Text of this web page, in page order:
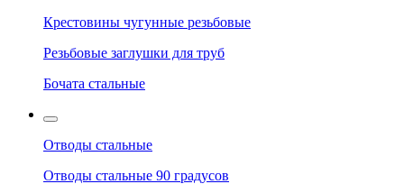
Крестовины чугунные резьбовые
Резьбовые заглушки для труб
Бочата стальные
Отводы стальные
Отводы стальные 90 градусов